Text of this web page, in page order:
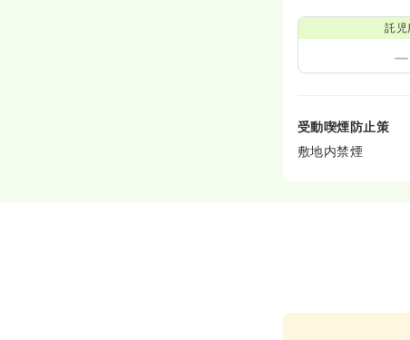
託児
受動喫煙防止策
敷地内禁煙